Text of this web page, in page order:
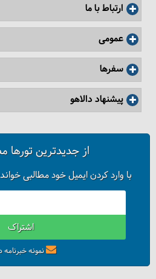
ارتباط با ما
عمومی
سفرها
پیشنهاد دالاهو
از جدیدترین تورها
با وارد کردن ایمیل خود مطالبی
اشتراک
نمونه خبرنامه